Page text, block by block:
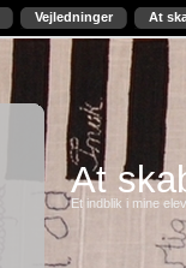
Vejledninger At
At
Et indblik i mine